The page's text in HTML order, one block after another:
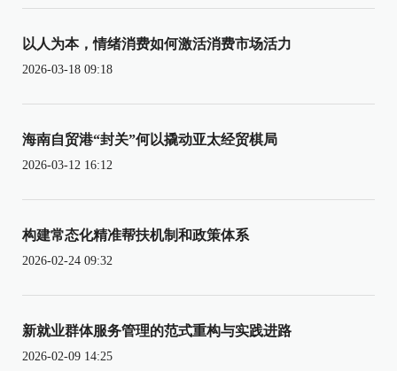
以人为本，情绪消费如何激活消费市场活力
2026-03-18 09:18
海南自贸港“封关”何以撬动亚太经贸棋局
2026-03-12 16:12
构建常态化精准帮扶机制和政策体系
2026-02-24 09:32
新就业群体服务管理的范式重构与实践进路
2026-02-09 14:25